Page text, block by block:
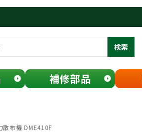
検索
補修部品
散布機 DME410F